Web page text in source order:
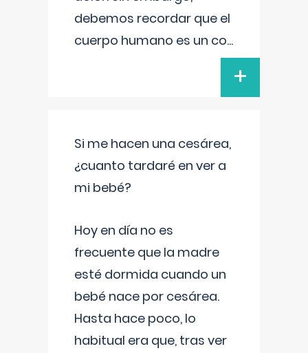
debemos recordar que el
cuerpo humano es un co...
+
Si me hacen una cesárea,
¿cuanto tardaré en ver a
mi bebé?
Hoy en día no es
frecuente que la madre
esté dormida cuando un
bebé nace por cesárea.
Hasta hace poco, lo
habitual era que, tras ver